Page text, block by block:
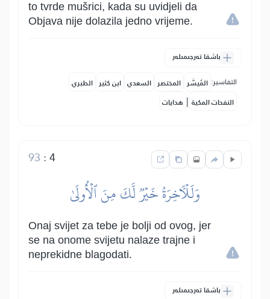
to tvrde mušrici, kada su uvidjeli da
Objava nije dolazila jedno vrijeme.
باشقا تەرجىمىلەر
التفاسير: المُيسَّر المختصر السعدي ابن كثير الطبري
النفحات المكية | هدايات
4
:
93
وَلَلۡأٓخِرَةُ خَيۡرٞ لَّكَ مِنَ ٱلۡأُولَىٰ
Onaj svijet za tebe je bolji od ovog, jer
se na onome svijetu nalaze trajne i
neprekidne blagodati.
باشقا تەرجىمىلەر